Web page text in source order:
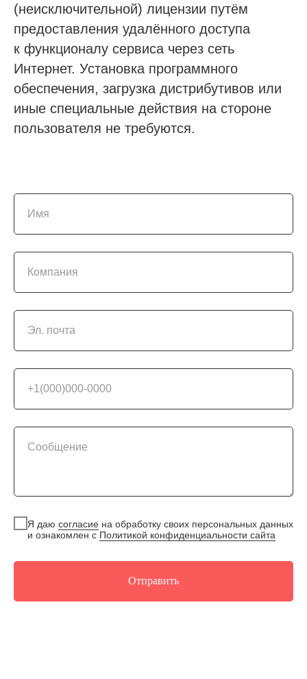
(неисключительной) лицензии путём
предоставления удалённого доступа
к функционалу сервиса через сеть
Интернет. Установка программного
обеспечения, загрузка дистрибутивов или
иные специальные действия на стороне
пользователя не требуются.
Имя
Компания
Эл. почта
+1(000)000-0000
Сообщение
Я даю согласие на обработку своих персональных данных
и ознакомлен с Политикой конфиденциальности сайта
Отправить